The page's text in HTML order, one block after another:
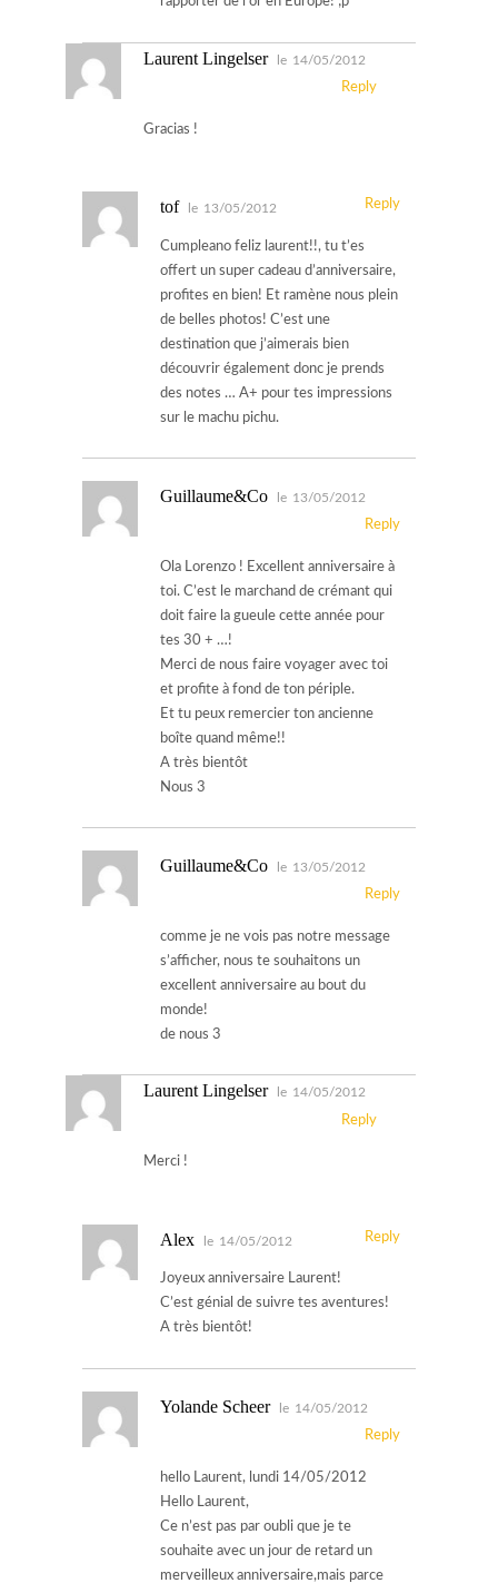
Laurent Lingelser le 14/05/2012
Reply
Gracias !
tof le 13/05/2012 Reply
Cumpleano feliz laurent!!, tu t’es
offert un super cadeau d’anniversaire,
profites en bien! Et ramène nous plein
de belles photos! C’est une
destination que j’aimerais bien
découvrir également donc je prends
des notes … A+ pour tes impressions
sur le machu pichu.
Guillaume&Co le 13/05/2012
Reply
Ola Lorenzo ! Excellent anniversaire à
toi. C’est le marchand de crémant qui
doit faire la gueule cette année pour
tes 30 + …!
Merci de nous faire voyager avec toi
et profite à fond de ton périple.
Et tu peux remercier ton ancienne
boîte quand même!!
A très bientôt
Nous 3
Guillaume&Co le 13/05/2012
Reply
comme je ne vois pas notre message
s’afficher, nous te souhaitons un
excellent anniversaire au bout du
monde!
de nous 3
Laurent Lingelser le 14/05/2012
Reply
Merci !
Alex le 14/05/2012 Reply
Joyeux anniversaire Laurent!
C’est génial de suivre tes aventures!
A très bientôt!
Yolande Scheer le 14/05/2012
Reply
hello Laurent, lundi 14/05/2012
Hello Laurent,
Ce n’est pas par oubli que je te
souhaite avec un jour de retard un
merveilleux anniversaire,mais parce